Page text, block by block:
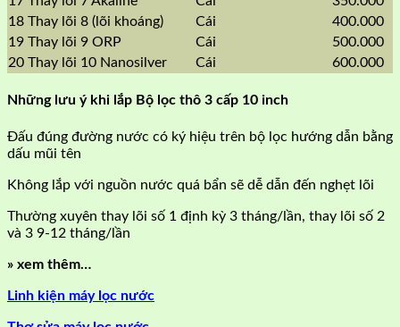
18 Thay lõi 8 (lõi khoáng) Cái
400.000
19 Thay lõi 9 ORP Cái
500.000
20 Thay lõi 10 Nanosilver Cái 600.000
Những lưu ý khi lắp Bộ lọc thô 3 cấp 10 inch
Đấu đúng đường nước có ký hiệu trên bộ lọc hướng dẫn bằng
dấu mũi tên
Không lắp với nguồn nước quá bẩn sẽ dễ dẫn đến nghẹt lõi
Thường xuyên thay lõi số 1 định kỳ 3 tháng/lần, thay lõi số 2
và 3 9-12 tháng/lần
» xem thêm…
Linh kiện máy lọc nước